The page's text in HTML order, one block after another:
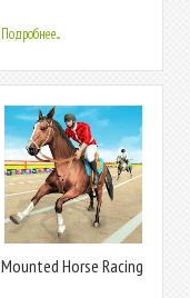
Подробнее...
Mounted Horse Racing